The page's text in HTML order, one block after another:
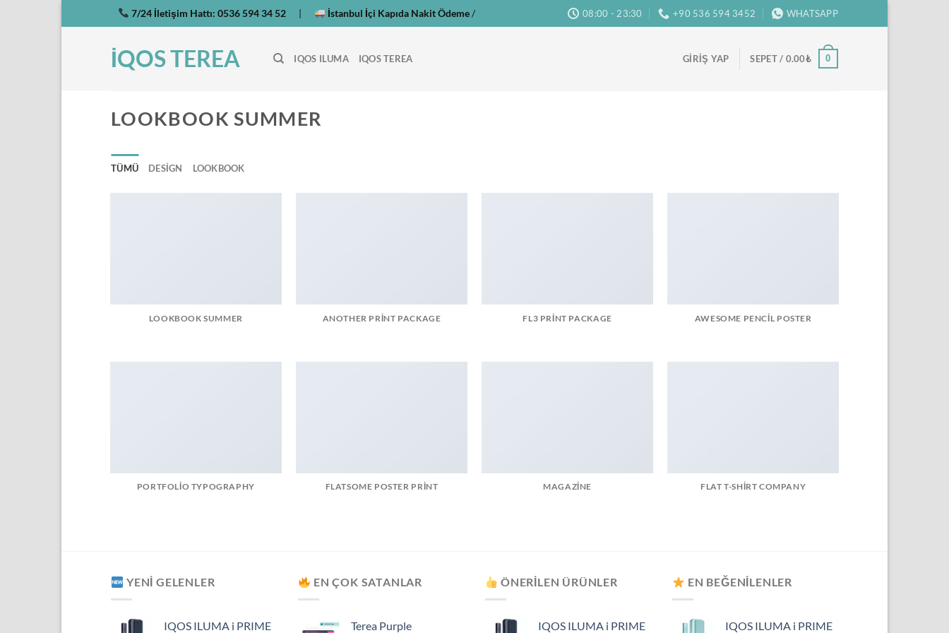
atla
7/24 İletişim Hattı: 0536 594 34 52 | İstanbul İçi Kapıda Nakit Ödeme/ 08:00 - 23:30 +90 536 594 3452 WHATSAPP
İQOS TEREA IQOS ILUMA IQOS TEREA GIRIŞ YAP SEPET / 0.00₺ 0
LOOKBOOK SUMMER
TÜMÜ DESIGN LOOKBOOK
LOOKBOOK SUMMER ANOTHER PRINT PACKAGE FL3 PRINT PACKAGE AWESOME PENCIL POSTER
PORTFOLIO TYPOGRAPHY FLATSOME POSTER PRINT MAGAZINE FLAT T-SHIRT COMPANY
YENI GELENLER
IQOS ILUMA i PRIME
EN ÇOK SATANLAR
Terea Purple
ÖNERILEN ÜRÜNLER
IQOS ILUMA i PRIME
EN BEĞENILENLER
IQOS ILUMA i PRIME